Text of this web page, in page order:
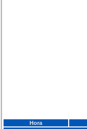
Hora